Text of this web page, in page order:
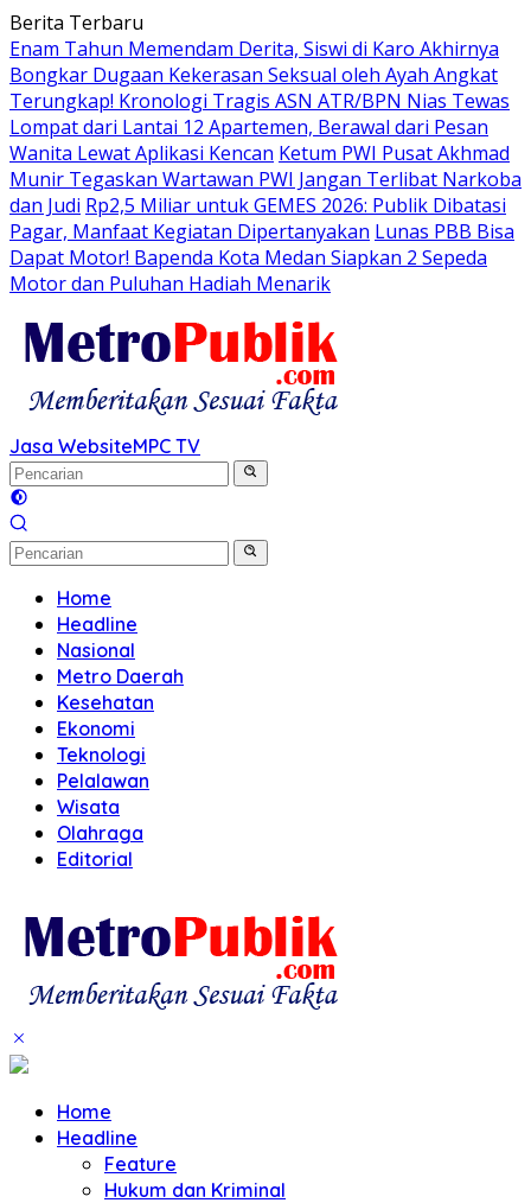
Langsung
ke
konten
Berita Terbaru
Enam Tahun Memendam Derita, Siswi di Karo Akhirnya
Bongkar Dugaan Kekerasan Seksual oleh Ayah Angkat
Terungkap! Kronologi Tragis ASN ATR/BPN Nias Tewas
Lompat dari Lantai 12 Apartemen, Berawal dari Pesan
Wanita Lewat Aplikasi Kencan Ketum PWI Pusat Akhmad
Munir Tegaskan Wartawan PWI Jangan Terlibat Narkoba
dan Judi Rp2,5 Miliar untuk GEMES 2026: Publik Dibatasi
Pagar, Manfaat Kegiatan Dipertanyakan Lunas PBB Bisa
Dapat Motor! Bapenda Kota Medan Siapkan 2 Sepeda
Motor dan Puluhan Hadiah Menarik
Jasa WebsiteMPC TV
Home
Headline
Nasional
Metro Daerah
Kesehatan
Ekonomi
Teknologi
Pelalawan
Wisata
Olahraga
Editorial
Home
Headline
Feature
Hukum dan Kriminal